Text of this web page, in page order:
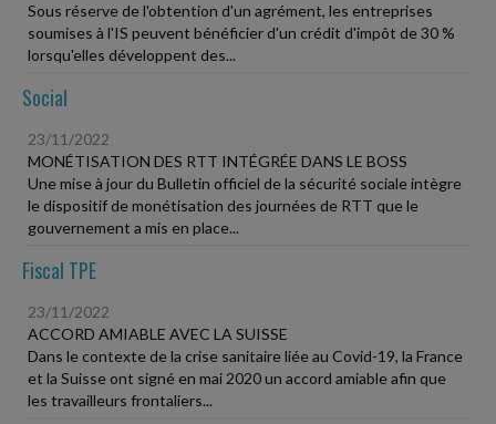
Sous réserve de l'obtention d'un agrément, les entreprises
soumises à l'IS peuvent bénéficier d'un crédit d'impôt de 30 %
lorsqu'elles développent des...
Social
23/11/2022
MONÉTISATION DES RTT INTÉGRÉE DANS LE BOSS
Une mise à jour du Bulletin officiel de la sécurité sociale intègre
le dispositif de monétisation des journées de RTT que le
gouvernement a mis en place...
Fiscal TPE
23/11/2022
ACCORD AMIABLE AVEC LA SUISSE
Dans le contexte de la crise sanitaire liée au Covid-19, la France
et la Suisse ont signé en mai 2020 un accord amiable afin que
les travailleurs frontaliers...